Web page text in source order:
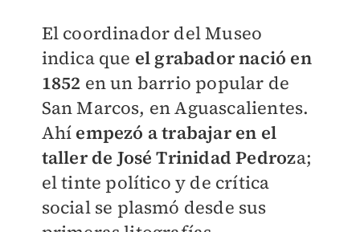
El coordinador del Museo
indica que el grabador nació en
1852 en un barrio popular de
San Marcos, en Aguascalientes.
Ahí empezó a trabajar en el
taller de José Trinidad Pedroza;
el tinte político y de crítica
social se plasmó desde sus